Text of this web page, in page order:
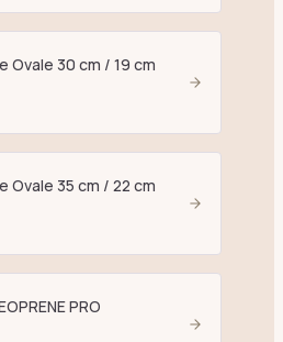
Ovale 30 cm / 19 cm
Ovale 35 cm / 22 cm
PRO